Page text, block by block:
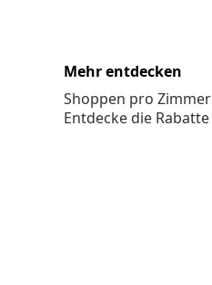
Mehr entdecken
Shoppen pro Zimmer
Entdecke die Rabatte